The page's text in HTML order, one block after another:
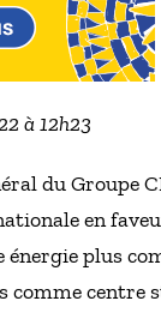
à 12h23
du Groupe
en
énergie plus
comme centre